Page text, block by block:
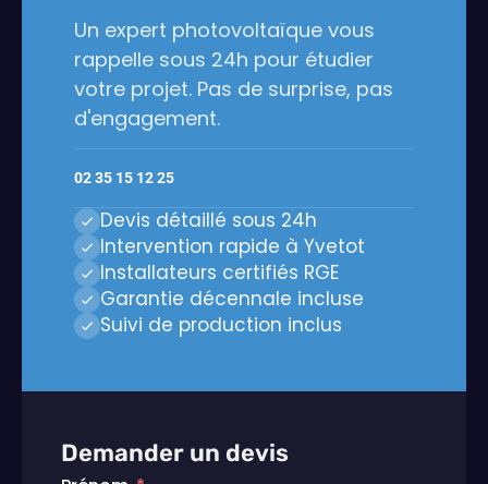
Un expert photovoltaïque vous
rappelle sous 24h pour étudier
votre projet. Pas de surprise, pas
d'engagement.
02 35 15 12 25
Devis détaillé sous 24h
Intervention rapide à Yvetot
Installateurs certifiés RGE
Garantie décennale incluse
Suivi de production inclus
Demander un devis